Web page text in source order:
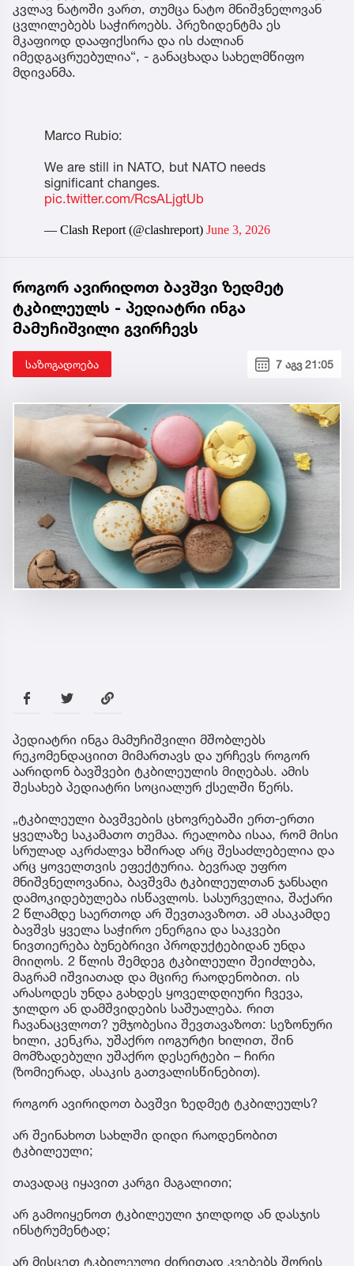
კვლავ ნატოში ვართ, თუმცა ნატო მნიშვნელოვან
ცვლილებებს საჭიროებს. პრეზიდენტმა ეს
მკაფიოდ დააფიქსირა და ის ძალიან
იმედგაცრუებულია“, - განაცხადა სახელმწიფო
მდივანმა.
Marco Rubio:
We are still in NATO, but NATO needs
significant changes.
pic.twitter.com/RcsALjgtUb
— Clash Report (@clashreport) June 3, 2026
როგორ ავირიდოთ ბავშვი ზედმეტ
ტკბილეულს - პედიატრი ინგა
მამუჩიშვილი გვირჩევს
საზოგადოება 7 აგვ 21:05
პედიატრი ინგა მამუჩიშვილი მშობლებს
რეკომენდაციით მიმართავს და ურჩევს როგორ
აარიდონ ბავშვები ტკბილეულის მიღებას. ამის
შესახებ პედიატრი სოციალურ ქსელში წერს.
„ტკბილეული ბავშვების ცხოვრებაში ერთ-ერთი
ყველაზე საკამათო თემაა. რეალობა ისაა, რომ მისი
სრულად აკრძალვა ხშირად არც შესაძლებელია და
არც ყოველთვის ეფექტურია. ბევრად უფრო
მნიშვნელოვანია, ბავშვმა ტკბილეულთან ჯანსაღი
დამოკიდებულება ისწავლოს. სასურველია, შაქარი
2 წლამდე საერთოდ არ შევთავაზოთ. ამ ასაკამდე
ბავშვს ყველა საჭირო ენერგია და საკვები
ნივთიერება ბუნებრივი პროდუქტებიდან უნდა
მიიღოს. 2 წლის შემდეგ ტკბილეული შეიძლება,
მაგრამ იშვიათად და მცირე რაოდენობით. ის
არასოდეს უნდა გახდეს ყოველდღიური ჩვევა,
ჯილდო ან დამშვიდების საშუალება. რით
ჩავანაცვლოთ? უმჯობესია შევთავაზოთ: სეზონური
ხილი, კენკრა, უშაქრო იოგურტი ხილით, შინ
მომზადებული უშაქრო დესერტები – ჩირი
(ზომიერად, ასაკის გათვალისწინებით).
როგორ ავირიდოთ ბავშვი ზედმეტ ტკბილეულს?
არ შეინახოთ სახლში დიდი რაოდენობით
ტკბილეული;
თავადაც იყავით კარგი მაგალითი;
არ გამოიყენოთ ტკბილეული ჯილდოდ ან დასჯის
ინსტრუმენტად;
არ მისცეთ ტკბილეული ძირითად კვებებს შორის